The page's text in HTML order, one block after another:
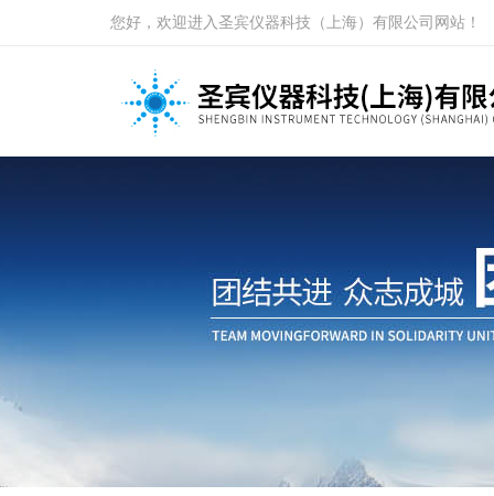
您好，欢迎进入圣宾仪器科技（上海）有限公司网站！